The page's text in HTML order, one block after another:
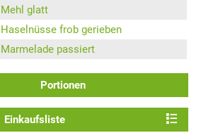
Mehl glatt
Haselnüsse frob gerieben
Marmelade passiert
Portionen
Einkaufsliste